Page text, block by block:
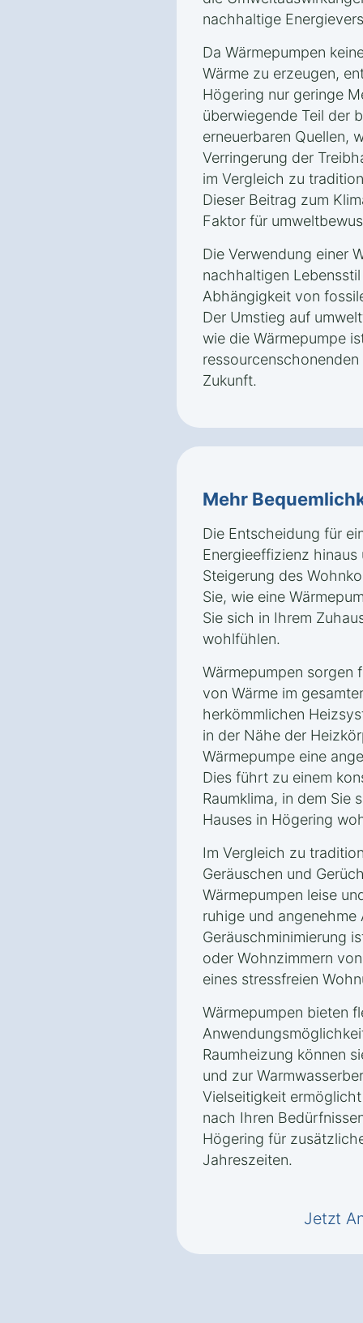
nachhaltige
Da Wärmepumpen
Wärme zu erzeugen,
Högering nur geringe
überwiegende Teil der
erneuerbaren Quellen,
Verringerung der
im Vergleich zu
Dieser Beitrag zum
Faktor für
Die Verwendung einer
nachhaltigen
Abhängigkeit von
Der Umstieg auf
wie die Wärmepumpe
Zukunft.
Mehr
Die Entscheidung für
Energieeffizienz
Steigerung des
Sie, wie eine
Sie sich in Ihrem
wohlfühlen.
Wärmepumpen sorgen
von Wärme im
herkömmlichen
in der Nähe der
Wärmepumpe eine
Dies führt zu einem
Raumklima, in dem Sie
Hauses in Högering
Im Vergleich zu
Geräuschen und
Wärmepumpen leise
ruhige und angenehme
Geräuschminimierung
oder Wohnzimmern
eines stressfreien
Wärmepumpen bieten
Raumheizung können
und zur
Vielseitigkeit
nach Ihren
Högering für
Jahreszeiten.
Jetzt